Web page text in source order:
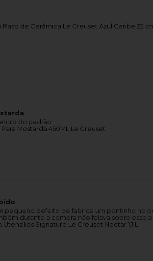
Raso de Cerâmica Le Creuset Azul Caribe 22
do padrão
Mostarda 450ML Le Creuset
pequeno defeito de fabrica um pontinho no
durante a compra não falava sobre esse
Utensílios Signature Le Creuset Nectar 1,1 L